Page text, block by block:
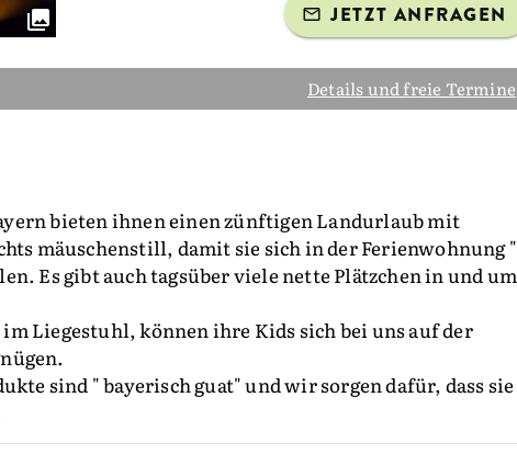
JETZT ANFRAGEN
Details und freie Termine
bieten ihnen einen zünftigen Landurlaub mit
mäuschenstill, damit sie sich in der Ferienwohnung "
Es gibt auch tagsüber viele nette Plätzchen in und um
Liegestuhl, können ihre Kids sich bei uns auf der
sind " bayerisch guat" und wir sorgen dafür, dass sie